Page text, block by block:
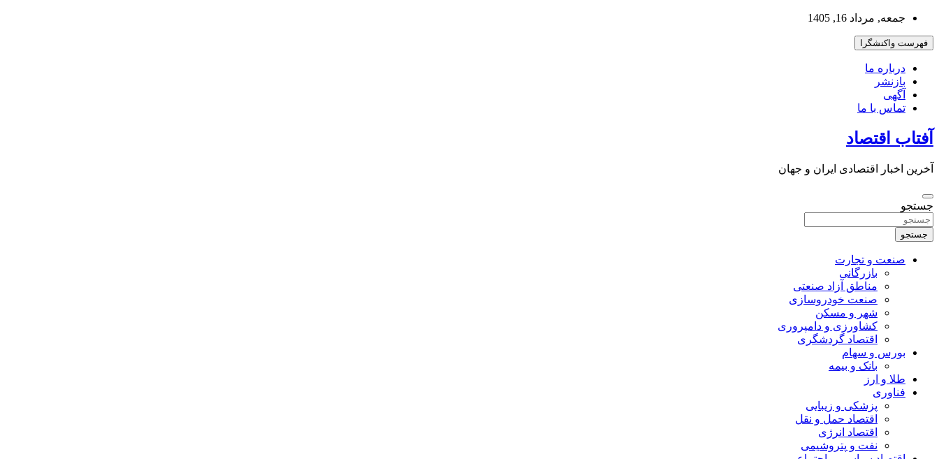
بروید
جمعه, مرداد 16, 1405
فهرست واکنشگرا
درباره ما
بازنشر
آگهی
تماس با ما
آفتاب اقتصاد
آخرین اخبار اقتصادی ایران و جهان
جستجو
جستجو
صنعت و تجارت
بازرگانی
مناطق آزاد صنعتی
صنعت خودروسازی
شهر و مسکن
کشاورزی و دامپروری
اقتصاد گردشگری
بورس و سهام
بانک و بیمه
طلا و ارز
فناوری
پزشکی و زیبایی
اقتصاد حمل و نقل
اقتصاد انرژی
نفت و پتروشیمی